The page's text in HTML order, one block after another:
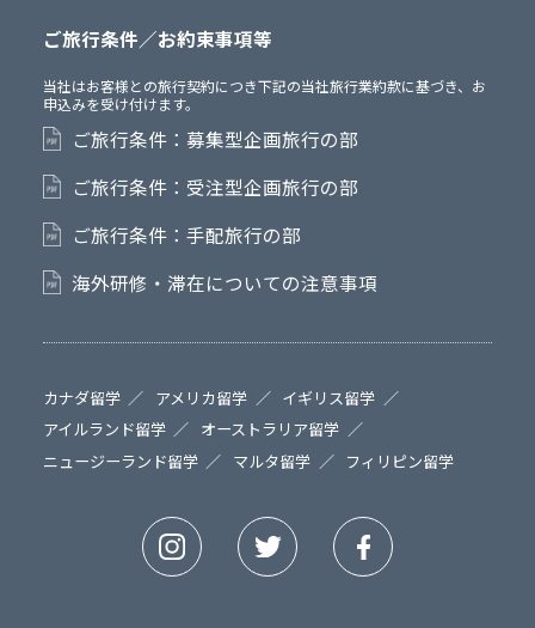
ご旅行条件／お約束事項等
当社はお客様との旅行契約につき下記の当社旅行業約款に基づき、お
申込みを受け付けます。
ご旅行条件：募集型企画旅行の部
ご旅行条件：受注型企画旅行の部
ご旅行条件：手配旅行の部
海外研修・滞在についての注意事項
カナダ留学 アメリカ留学
イギリス留学
アイルランド留学
オーストラリア留学
ニュージーランド留学
マルタ留学 フィリピン留学